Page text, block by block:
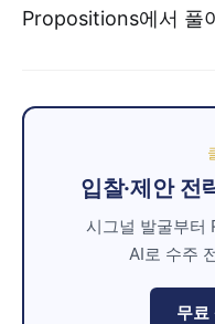
Propositions에서 풀
입찰·제안 전
시그널 발굴부터
AI로 수주
무료